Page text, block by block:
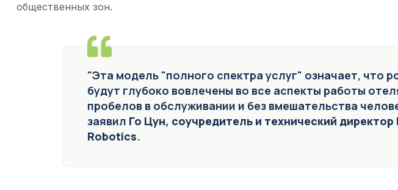
общественных зон.
"Эта модель "полного спектра услуг" означает, что
будут глубоко вовлечены во все аспекты работы
пробелов в обслуживании и без вмешательства
заявил Го Цун, соучредитель и технический директор
Robotics.